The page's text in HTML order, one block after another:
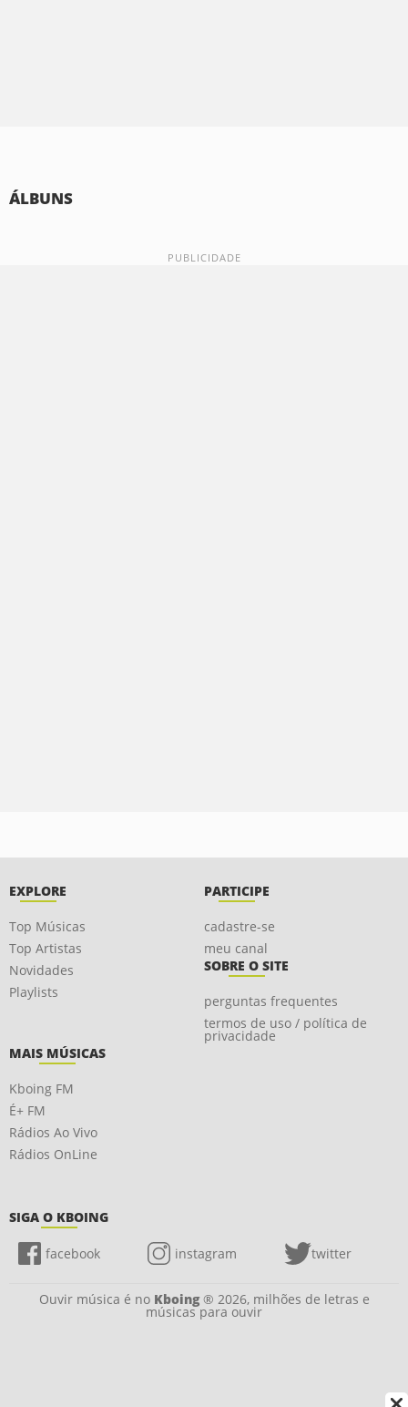
ÁLBUNS
EXPLORE
Top Músicas
Top Artistas
Novidades
Playlists
PARTICIPE
cadastre-se
meu canal
SOBRE O SITE
perguntas frequentes
termos de uso / política de
privacidade
MAIS MÚSICAS
Kboing FM
É+ FM
Rádios Ao Vivo
Rádios OnLine
SIGA O KBOING
facebook instagram twitter
Ouvir música é no Kboing® 2026, milhões de letras e
músicas para ouvir